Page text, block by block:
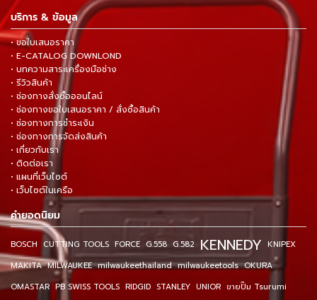
บริการ & ข้อมูล
• ขอใบเสนอราคา
• E-CATALOG DOWNLOND
• บทความสาระเครื่องมือช่าง
• รีวิวสินค้า
• ช่องทางสั่งซื้อออนไลน์
• ช่องทางขอใบเสนอราคา / สั่งซื้อสินค้า
• ช่องทางการชำระเงิน
• ช่องทางการจัดส่งสินค้า
• เกี่ยวกับเรา
• ติดต่อเรา
• แผนที่เว็บไซต์
• เว็บไซต์ในเครือ
คำยอดนิยม
BOSCH CUTTING TOOLS FORCE G.558 G.582 KENNEDY KNIPEX
MAKITA MILWAUKEE milwaukeethailand milwaukeetools OKURA
OMASTAR PB SWISS TOOLS RIDGID STANLEY UNIOR ขายปั๊ม Tsurumi